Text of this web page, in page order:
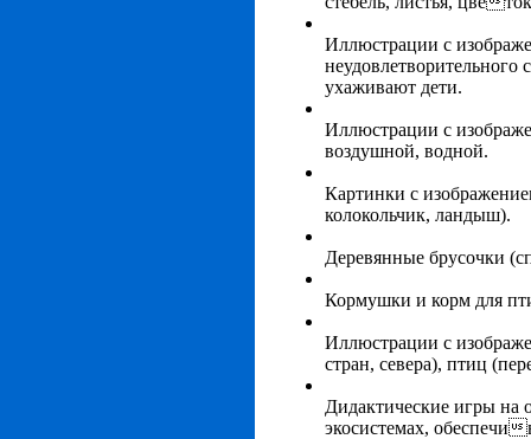
Иллюстрации с
неудовлетворительного
ухаживают дети.
Иллюстрации с
воздушной, водной.
Картинки с
колокольчик, ландыш).
Деревянные брусочки
Кормушки и корм для
Иллюстрации с
стран, севера), птиц
Дидактические игры на
экосистемах, обеспечи